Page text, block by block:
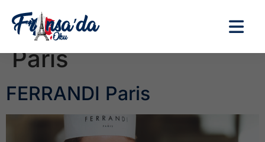
Etiket:FERRANDI
Paris
FERRANDI Paris